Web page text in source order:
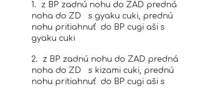
1. z BP zadnú nohu do ZAD predná
noha do ZD s gyaku cuki, prednú
nohu pritiahnuť do BP cugi aši s
gyaku cuki
2. z BP zadnú nohu do ZAD predná
noha do ZD s kizami cuki, prednú
nohu pritiahnuť do BP cugi aši s